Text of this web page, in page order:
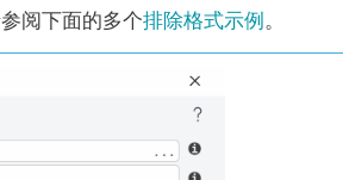
阅下面的多个排除格式示例 。